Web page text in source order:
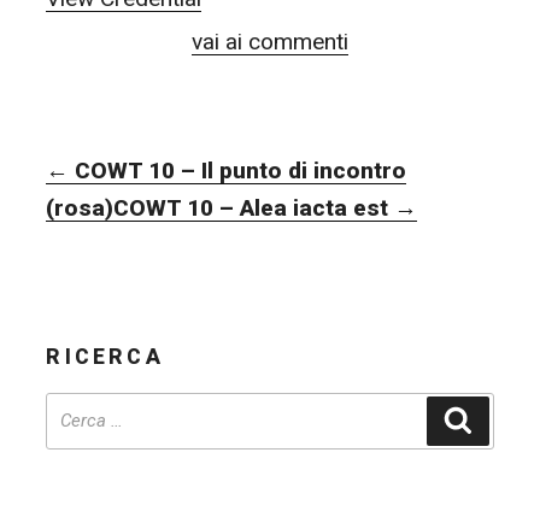
vai ai commenti
ARTICOLI
← COWT 10 – Il punto di incontro
(rosa)COWT 10 – Alea iacta est →
RICERCA